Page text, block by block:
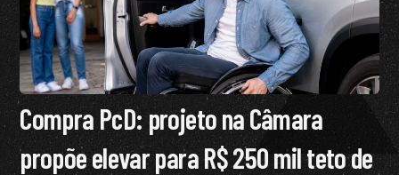
Compra PcD: projeto na Câmara
propõe elevar para R$ 250 mil teto de